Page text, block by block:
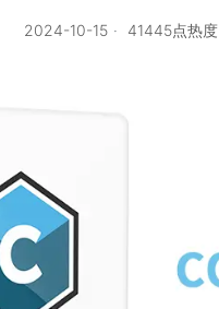
2024-10-15 41445点热度